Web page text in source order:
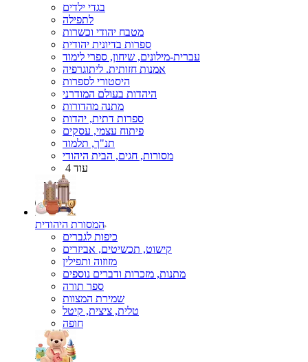
בגדי ילדים
לתפילה
מטבח יהודי וכשרות
ספרות בדיונית יהודית
עברית-מילונים, שיחון, ספרי לימוד
אמנות חזותית. ליתוגרפיה
היסטורי לספרות
היהדות בעולם המודרני
מתנה מהדורות
ספרות דתית, יהדות
פיתוח עצמי, עסקים
תנ"ך, תלמוד
מסורות, חגים, הבית היהודי
עוד 4
המסורת היהודית
כיפות לגברים
קישוט, תכשיטים, אביזרים
מזוזוה ותפילין
מתנות, מזכרות ודברים נוספים
ספר תורה
שמירת המצוות
טלית, ציצית, קיטל